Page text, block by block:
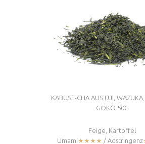
KABUSE-CHA AUS UJI, WAZUKA,
GOKÔ 50G
Feige, Kartoffel
Umami★★★★ / Adstringenz